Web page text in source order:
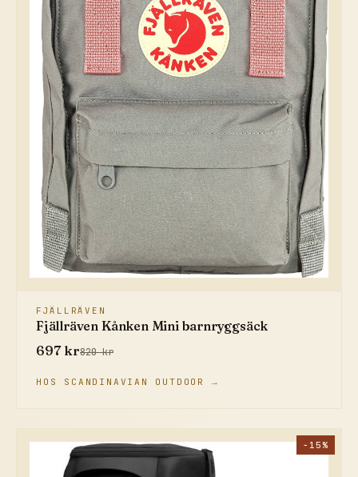
FJÄLLRÄVEN
Fjällräven Kånken Mini barnryggsäck
697 kr820 kr
HOS SCANDINAVIAN OUTDOOR →
−15%